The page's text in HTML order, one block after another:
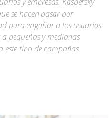
se hacen pasar por
para engañar a los usuarios.
pequeñas y medianas
este tipo de campañas.